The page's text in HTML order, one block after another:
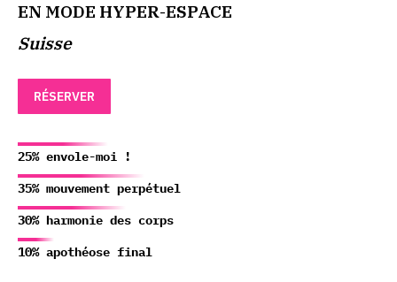
EN MODE HYPER-ESPACE
Suisse
RÉSERVER
25% envole-moi !
35% mouvement perpétuel
30% harmonie des corps
10% apothéose final